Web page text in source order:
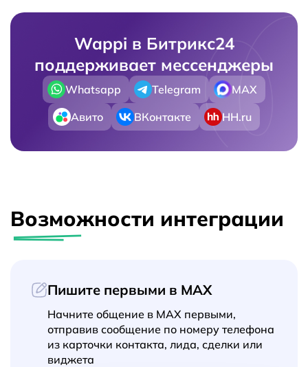
Wappi в Битрикс24
поддерживает мессенджеры
Whatsapp Telegram
MAX
Авито
ВКонтакте HH.ru
Возможности интеграции
Пишите первыми в MAX
Начните общение в MAX первыми,
отправив сообщение по номеру телефона
из карточки контакта, лида, сделки или
виджета